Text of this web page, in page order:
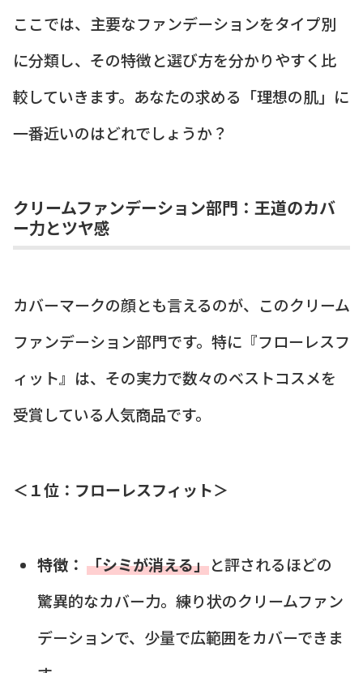
ここでは、主要なファンデーションをタイプ別
に分類し、その特徴と選び方を分かりやすく比
較していきます。あなたの求める「理想の肌」に
一番近いのはどれでしょうか？
クリームファンデーション部門：王道のカバ
ー力とツヤ感
カバーマークの顔とも言えるのが、このクリーム
ファンデーション部門です。特に『フローレスフ
ィット』は、その実力で数々のベストコスメを
受賞している人気商品です。
＜１位：フローレスフィット＞
特徴： 「シミが消える」と評されるほどの
驚異的なカバー力。練り状のクリームファン
デーションで、少量で広範囲をカバーできま